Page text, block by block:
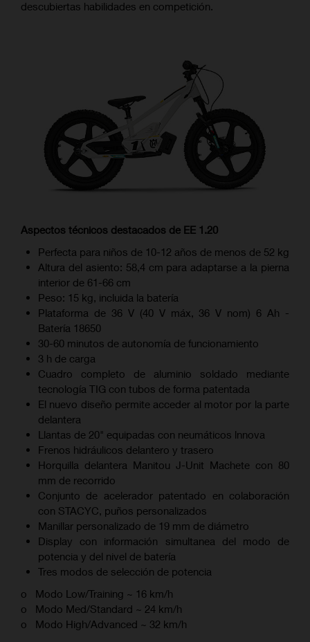
descubiertas habilidades en competición.
Aspectos técnicos destacados de EE 1.20
Perfecta para niños de 10-12 años de menos de 52 kg
Altura del asiento: 58,4 cm para adaptarse a la pierna
interior de 61-66 cm
Peso: 15 kg, incluida la batería
Plataforma de 36 V (40 V máx, 36 V nom) 6 Ah -
Batería 18650
30-60 minutos de autonomía de funcionamiento
3 h de carga
Cuadro completo de aluminio soldado mediante
tecnología TIG con tubos de forma patentada
El nuevo diseño permite acceder al motor por la parte
delantera
Llantas de 20" equipadas con neumáticos lnnova
Frenos hidráulicos delantero y trasero
Horquilla delantera Manitou J-Unit Machete con 80
mm de recorrido
Conjunto de acelerador patentado en colaboración
con STACYC, puños personalizados
Manillar personalizado de 19 mm de diámetro
Display con información simultanea del modo de
potencia y del nivel de batería
Tres modos de selección de potencia
o Modo Low/Training ~ 16 km/h
o Modo Med/Standard ~ 24 km/h
o Modo High/Advanced ~ 32 km/h